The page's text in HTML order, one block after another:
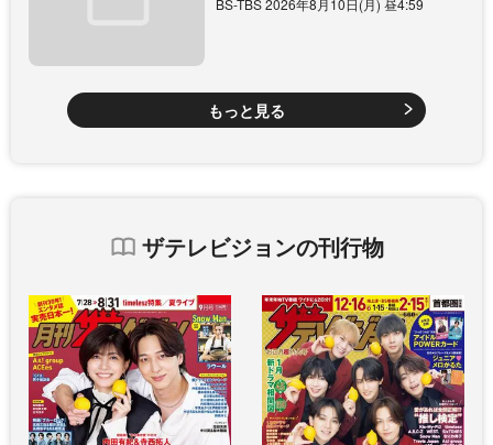
BS-TBS 2026年8月10日(月) 昼4:59
もっと見る
ザテレビジョンの刊行物